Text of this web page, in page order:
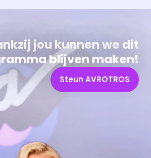
jou kunnen we dit
blijven maken!
Steun AVROTROS